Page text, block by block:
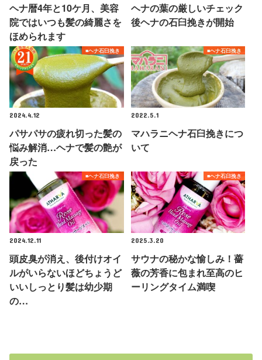
ヘナ暦4年と10ケ月、美容
院ではいつも髪の綺麗さを
ほめられます
ヘナの葉の厳しいチェック
後ヘナの石臼挽きが開始
■ヘナ石臼挽き
2024.4.12
パサパサの疲れ切った髪の
悩み解消…ヘナで髪の艶が
戻った
■ヘナ石臼挽き
2022.5.1
マハラニヘナ石臼挽きにつ
いて
■ヘナ石臼挽き
2024.12.11
頭皮臭が消え、後付けオイ
ルがいらないほどちょうど
いいしっとり髪は幼少期
の…
■ヘナ石臼挽き
2025.3.20
サウナの秘かな愉しみ！薔
薇の芳香に包まれ至高のヒ
ーリングタイム満喫